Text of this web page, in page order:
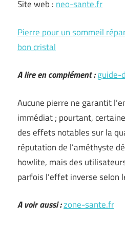
Site web : neo-sante.fr
Pierre pour un sommeil
bon cristal
A lire en complément :guide-
Aucune pierre ne garantit
immédiat ; pourtant,
des effets notables sur la
réputation de l’améthyste
howlite, mais des
parfois l’effet inverse
A voir aussi :zone-sante.fr